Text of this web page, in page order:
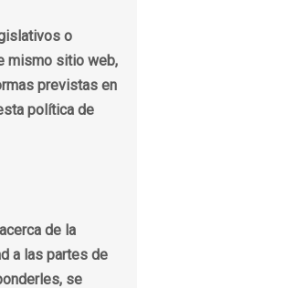
o
mismo sitio web,
previstas en
política de
de la
a las partes de
se